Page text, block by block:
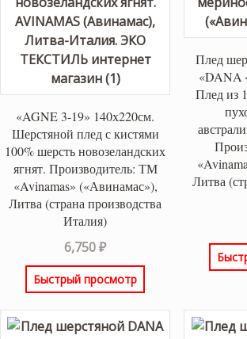
«AGNE 3-19» 140х220см.
Шерстяной плед с кистями
100% шерсть новозеландских
ягнят. Производитель: ТМ
«Avinamas» («Авинамас»),
Литва (страна производства
Италия)
6,750₽
Быстрый просмотр
Плед
«DANA
Плед из
Литва